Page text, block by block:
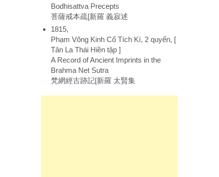
Bodhisattva Precepts
菩薩戒本疏[新羅 義寂述
1815,
Phạm Võng Kinh Cổ Tích Kí, 2 quyển, [
Tân La Thái Hiền tập ]
A Record of Ancient Imprints in the
Brahma Net Sutra
梵網經古跡記[新羅 太賢集